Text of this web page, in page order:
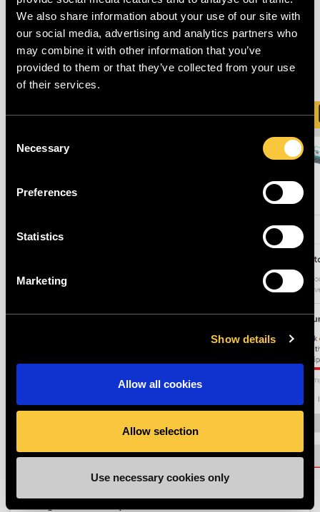
We also share information about your use of our site with
our social media, advertising and analytics partners who
may combine it with other information that you’ve
provided to them or that they’ve collected from your use
of their services.
Selection
Necessary
Preferences
Statistics
Marketing
Show details
Allow all cookies
Allow selection
Use necessary cookies only
Sie können leicht sehen, für welches Unternehmen
Sie eine Anfrage stellen, und Sie haben in diesem
Schritt die Möglichkeit, das Unternehmen zu
wechseln.
Wie füge ich eine zusätzliche
(juristische) Person hinzu?